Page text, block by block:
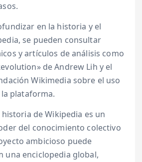
en la historia y el
se pueden consultar
y artículos de análisis como
de Andrew Lih y el
Wikimedia sobre el uso
plataforma.
de Wikipedia es un
del conocimiento colectivo
ambicioso puede
una enciclopedia global,